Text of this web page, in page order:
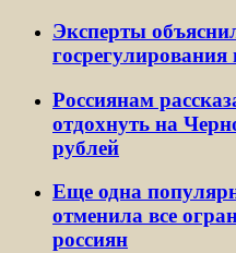
Эксперты
госрегулирования
Россиянам
отдохнуть на
рублей
Еще одна
отменила все
россиян